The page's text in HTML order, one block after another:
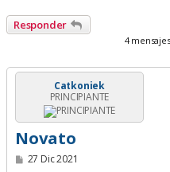
Responder
4
Catkoniek
PRINCIPIANTE
Novato
M
27 Dic 2021